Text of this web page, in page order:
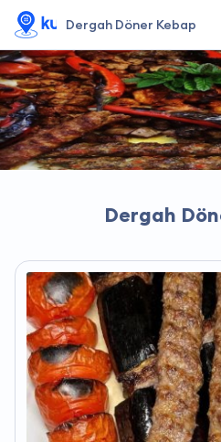
Dergah Döner Kebap
Dergah